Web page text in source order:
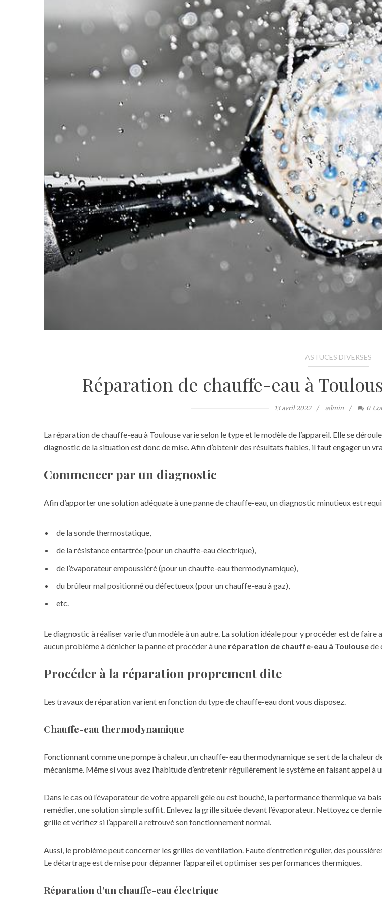
ASTUCES DIVERSES
Réparation de chauffe-eau à
13 avril 2022 admin 0
La réparation de chauffe-eau à Toulouse varie selon le type et le modèle de l’appareil. Elle se
diagnostic de la situation est donc de mise. Afin d’obtenir des résultats fiables, il faut engager un
Commencer par un diagnostic
Afin d’apporter une solution adéquate à une panne de chauffe-eau, un diagnostic minutieux est
de la sonde thermostatique,
de la résistance entartrée (pour un chauffe-eau électrique),
de l’évaporateur empoussiéré (pour un chauffe-eau thermodynamique),
du brûleur mal positionné ou défectueux (pour un chauffe-eau à gaz),
etc.
Le diagnostic à réaliser varie d’un modèle à un autre. La solution idéale pour y procéder est de faire
aucun problème à dénicher la panne et procéder à une réparation de chauffe-eau à Toulousede
Procéder à la réparation proprement dite
Les travaux de réparation varient en fonction du type de chauffe-eau dont vous disposez.
Chauffe-eau thermodynamique
Fonctionnant comme une pompe à chaleur, un chauffe-eau thermodynamique se sert de la chaleur
mécanisme. Même si vous avez l’habitude d’entretenir régulièrement le système en faisant appel
Dans le cas où l’évaporateur de votre appareil gèle ou est bouché, la performance thermique va
remédier, une solution simple suffit. Enlevez la grille située devant l’évaporateur. Nettoyez ce
grille et vérifiez si l’appareil a retrouvé son fonctionnement normal.
Aussi, le problème peut concerner les grilles de ventilation. Faute d’entretien régulier, des
Le détartrage est de mise pour dépanner l’appareil et optimiser ses performances thermiques.
Réparation d’un chauffe-eau électrique